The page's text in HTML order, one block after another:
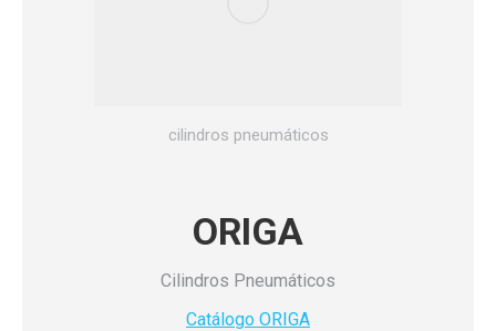
cilindros pneumáticos
ORIGA
Cilindros Pneumáticos
Catálogo ORIGA